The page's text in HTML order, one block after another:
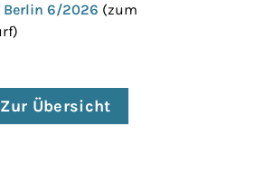
Berlin 6/2026 (zum
Zur Übersicht